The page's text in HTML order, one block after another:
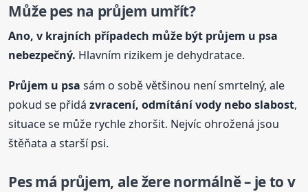
Může pes na průjem umřít?
Ano, v krajních případech může být průjem u psa
nebezpečný. Hlavním rizikem je dehydratace.
Průjem u psa sám o sobě většinou není smrtelný, ale
pokud se přidázvracení, odmítání vody nebo slabost,
situace se může rychle zhoršit. Nejvíc ohrožená jsou
štěňata a starší psi.
Pes má průjem, ale žere normálně – je to v